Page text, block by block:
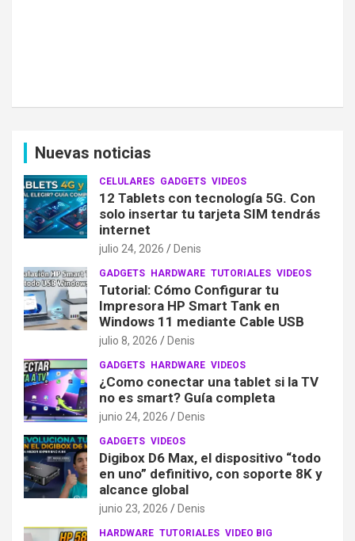
Nuevas noticias
CELULARES GADGETS VIDEOS
12 Tablets con tecnología 5G. Con
solo insertar tu tarjeta SIM tendrás
internet
julio 24, 2026 Denis
GADGETS HARDWARE TUTORIALES VIDEOS
Tutorial: Cómo Configurar tu
Impresora HP Smart Tank en
Windows 11 mediante Cable USB
julio 8, 2026 Denis
GADGETS HARDWARE VIDEOS
¿Como conectar una tablet si la TV
no es smart? Guía completa
junio 24, 2026 Denis
GADGETS VIDEOS
Digibox D6 Max, el dispositivo “todo
en uno” definitivo, con soporte 8K y
alcance global
junio 23, 2026 Denis
HARDWARE TUTORIALES VIDEO BIG